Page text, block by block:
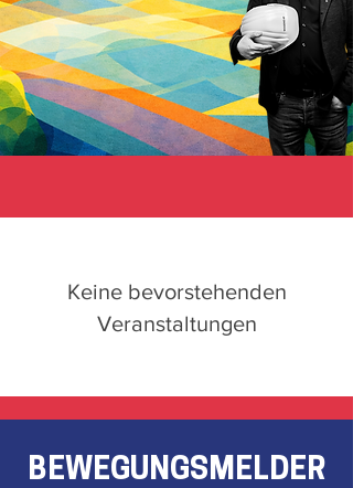
Keine bevorstehenden
Veranstaltungen
BEWEGUNGSMELDER